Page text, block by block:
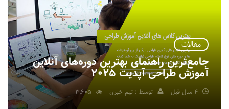
مقالات
جامع‌ترین راهنمای بهترین دوره‌های آنلاین
آموزش طراحی آپدیت ۲۰۲۵
4 سال قبل توسط : تیم خبری